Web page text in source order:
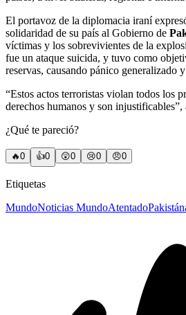
El portavoz de la diplomacia iraní
solidaridad de su país al Gobierno de
víctimas y los sobrevivientes de la
fue un ataque suicida, y tuvo como
reservas, causando pánico generalizado
“Estos actos terroristas violan todos los
derechos humanos y son injustificables”,
¿Qué te pareció?
🔥0 👍0 😲0 😢0 😠0
Etiquetas
MundoNoticias MundoAtentadoPakistán